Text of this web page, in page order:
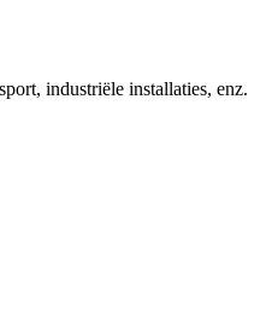
industriële installaties, enz.